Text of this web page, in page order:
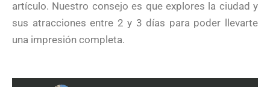
artículo. Nuestro consejo es que explores la ciudad y
sus atracciones entre 2 y 3 días para poder llevarte
una impresión completa.